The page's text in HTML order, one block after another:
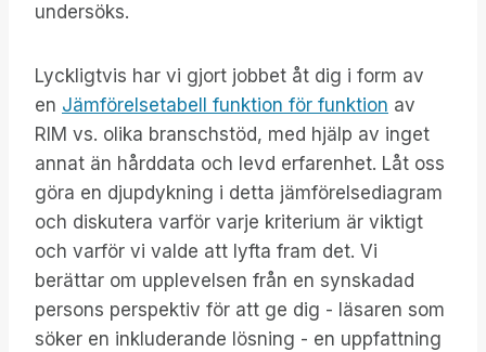
undersöks.
Lyckligtvis har vi gjort jobbet åt dig i form av
en Jämförelsetabell funktion för funktion av
RIM vs. olika branschstöd, med hjälp av inget
annat än hårddata och levd erfarenhet. Låt oss
göra en djupdykning i detta jämförelsediagram
och diskutera varför varje kriterium är viktigt
och varför vi valde att lyfta fram det. Vi
berättar om upplevelsen från en synskadad
persons perspektiv för att ge dig - läsaren som
söker en inkluderande lösning - en uppfattning